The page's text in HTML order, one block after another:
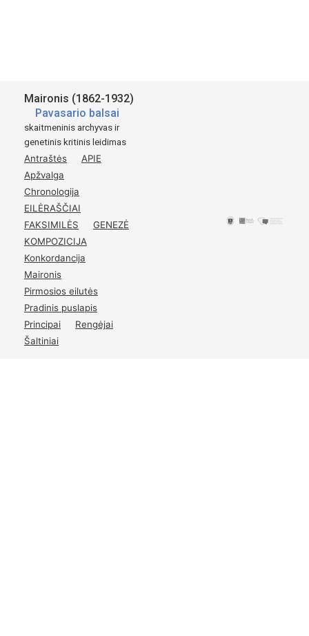
Maironis (1862-1932)
Pavasario balsai
skaitmeninis archyvas ir
genetinis kritinis leidimas
Antraštės
APIE
Apžvalga
Chronologija
EILĖRAŠČIAI
FAKSIMILĖS
GENEZĖ
KOMPOZICIJA
Konkordancija
Maironis
Pirmosios eilutės
Pradinis puslapis
Principai
Rengėjai
Šaltiniai